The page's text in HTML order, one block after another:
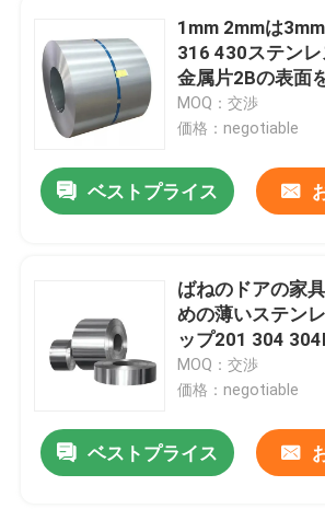
1mm 2mmは
316 430ステン
金属片2Bの表面
MOQ：交渉
価格：negotiable
ベストプライス
ばねのドアの家
めの薄いステン
ップ201 304
MOQ：交渉
価格：negotiable
ベストプライス